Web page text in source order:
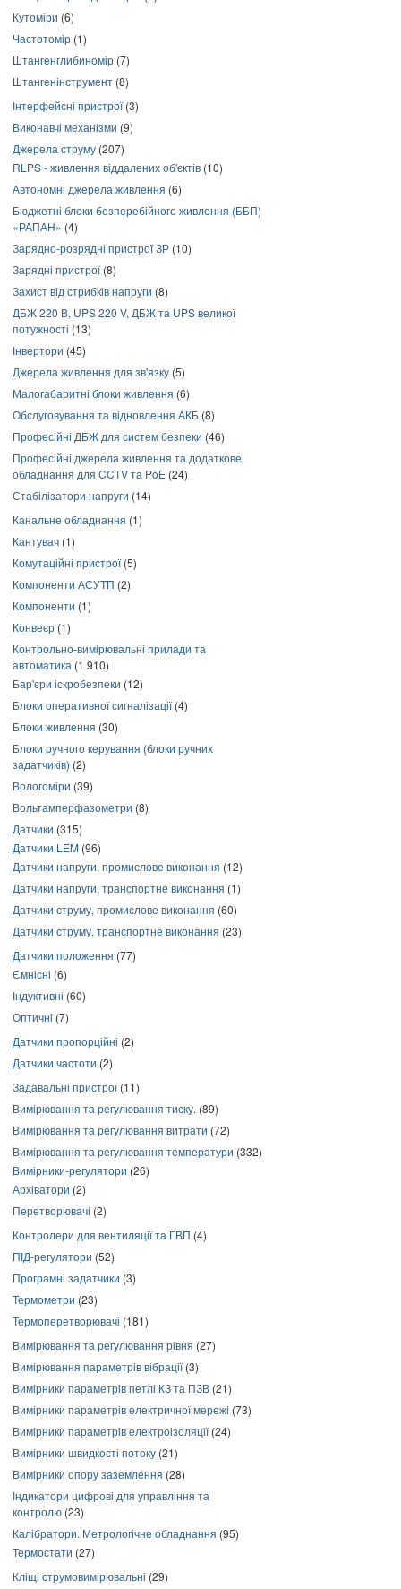
Кутоміри (6)
Частотомір (1)
Штангенглибиномір (7)
Штангенінструмент (8)
Інтерфейсні пристрої(3)
Виконавчі механізми (9)
Джерела струму (207)
RLPS - живлення віддалених об'єктів (10)
Автономні джерела живлення (6)
Бюджетні блоки безперебійного живлення (ББП)
«РАПАН» (4)
Зарядно-розрядні пристрої ЗР (10)
Зарядні пристрої(8)
Захист від стрибків напруги (8)
ДБЖ 220 В, UPS 220 V, ДБЖ та UPS великої
потужності (13)
Інвертори (45)
Джерела живлення для зв'язку (5)
Малогабаритні блоки живлення (6)
Обслуговування та відновлення АКБ (8)
Професійні ДБЖ для систем безпеки (46)
Професійні джерела живлення та додаткове
обладнання для CCTV та PoE (24)
Стабілізатори напруги (14)
Канальне обладнання (1)
Кантувач (1)
Комутаційні пристрої(5)
Компоненти АСУТП (2)
Компоненти (1)
Конвеєр (1)
Контрольно-вимірювальні прилади та
автоматика (1 910)
Бар'єри іскробезпеки (12)
Блоки оперативної сигналізації(4)
Блоки живлення (30)
Блоки ручного керування (блоки ручних
задатчиків) (2)
Вологоміри (39)
Вольтамперфазометри (8)
Датчики (315)
Датчики LEM (96)
Датчики напруги, промислове виконання (12)
Датчики напруги, транспортне виконання (1)
Датчики струму, промислове виконання (60)
Датчики струму, транспортне виконання (23)
Датчики положення (77)
Ємнісні (6)
Індуктивні (60)
Оптичні (7)
Датчики пропорційні (2)
Датчики частоти (2)
Задавальні пристрої(11)
Вимірювання та регулювання тиску. (89)
Вимірювання та регулювання витрати (72)
Вимірювання та регулювання температури (332)
Вимірники-регулятори (26)
Архіватори (2)
Перетворювачі (2)
Контролери для вентиляції та ГВП (4)
ПІД-регулятори (52)
Програмні задатчики (3)
Термометри (23)
Термоперетворювачі (181)
Вимірювання та регулювання рівня (27)
Вимірювання параметрів вібрації(3)
Вимірники параметрів петлі КЗ та ПЗВ (21)
Вимірники параметрів електричної мережі (73)
Вимірники параметрів електроізоляції(24)
Вимірники швидкості потоку (21)
Вимірники опору заземлення (28)
Індикатори цифрові для управління та
контролю (23)
Калібратори. Метрологічне обладнання (95)
Термостати (27)
Кліщі струмовимірювальні (29)